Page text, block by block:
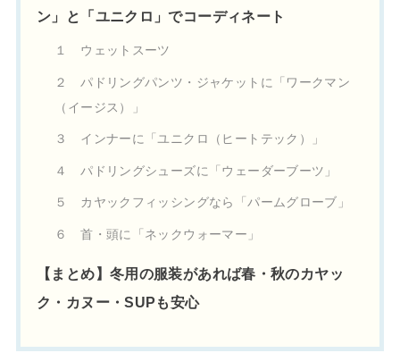
ン」と「ユニクロ」でコーディネート
１ ウェットスーツ
２ パドリングパンツ・ジャケットに「ワークマン
（イージス）」
３ インナーに「ユニクロ（ヒートテック）」
４ パドリングシューズに「ウェーダーブーツ」
５ カヤックフィッシングなら「パームグローブ」
６ 首・頭に「ネックウォーマー」
【まとめ】冬用の服装があれば春・秋のカヤッ
ク・カヌー・SUPも安心